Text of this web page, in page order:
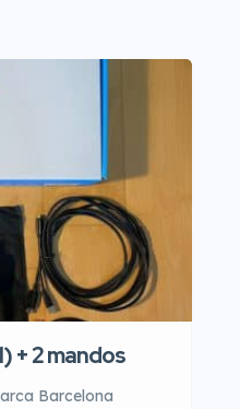
+ 2 mandos
Barcelona